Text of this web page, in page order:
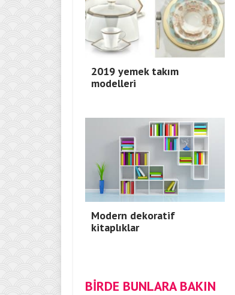
2019 yemek takım
modelleri
Modern dekoratif
kitaplıklar
BİRDE BUNLARA BAKIN